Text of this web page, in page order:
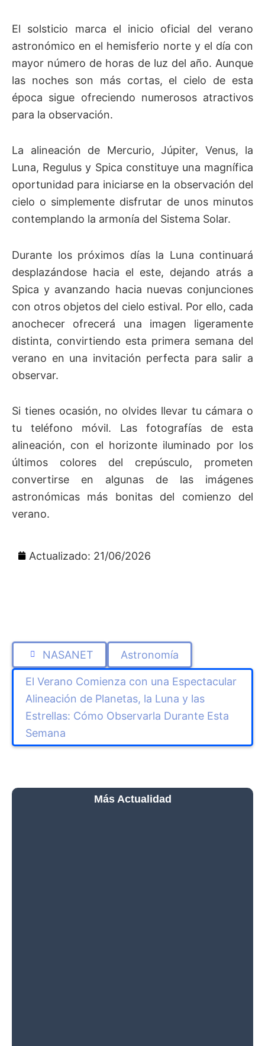
Más Actualidad
El solsticio marca el inicio oficial del verano
astronómico en el hemisferio norte y el día con
mayor número de horas de luz del año. Aunque
las noches son más cortas, el cielo de esta
época sigue ofreciendo numerosos atractivos
para la observación.
La alineación de Mercurio, Júpiter, Venus, la
Luna, Regulus y Spica constituye una magnífica
oportunidad para iniciarse en la observación del
cielo o simplemente disfrutar de unos minutos
contemplando la armonía del Sistema Solar.
Durante los próximos días la Luna continuará
desplazándose hacia el este, dejando atrás a
Spica y avanzando hacia nuevas conjunciones
con otros objetos del cielo estival. Por ello, cada
anochecer ofrecerá una imagen ligeramente
distinta, convirtiendo esta primera semana del
verano en una invitación perfecta para salir a
observar.
Si tienes ocasión, no olvides llevar tu cámara o
tu teléfono móvil. Las fotografías de esta
alineación, con el horizonte iluminado por los
últimos colores del crepúsculo, prometen
convertirse en algunas de las imágenes
astronómicas más bonitas del comienzo del
verano.
Actualizado: 21/06/2026
NASANET Astronomía
El Verano Comienza con una Espectacular
Alineación de Planetas, la Luna y las
Estrellas: Cómo Observarla Durante Esta
Semana